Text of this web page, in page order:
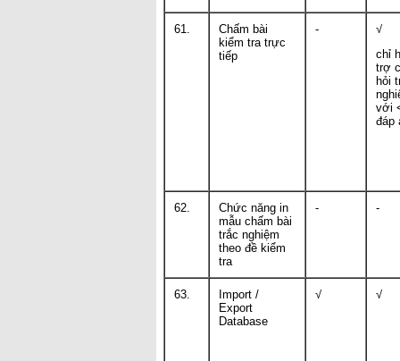
61.
Chấm bài
kiểm tra trực
tiếp
-
√
chỉ
trợ
hỏi
với
đáp
62.
Chức năng in
mẫu chấm bài
trắc nghiệm
theo đề kiểm
tra
- -
63.
Import /
Export
Database
√ √